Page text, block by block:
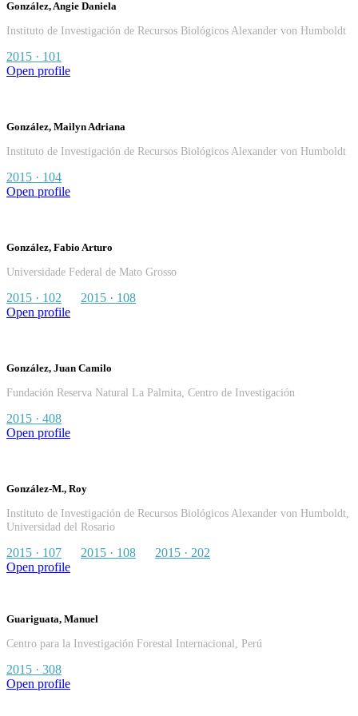
González, Angie Daniela
Instituto de Investigación de Recursos Biológicos Alexander von Humboldt
2015 · 101
Open profile
González, Mailyn Adriana
Instituto de Investigación de Recursos Biológicos Alexander von Humboldt
2015 · 104
Open profile
González, Fabio Arturo
Universidade Federal de Mato Grosso
2015 · 102
2015 · 108
Open profile
González, Juan Camilo
Fundación Reserva Natural La Palmita, Centro de Investigación
2015 · 408
Open profile
González-M., Roy
Instituto de Investigación de Recursos Biológicos Alexander von Humboldt,
Universidad del Rosario
2015 · 107 2015 · 108
2015 · 202
Open profile
Guariguata, Manuel
Centro para la Investigación Forestal Internacional, Perú
2015 · 308
Open profile